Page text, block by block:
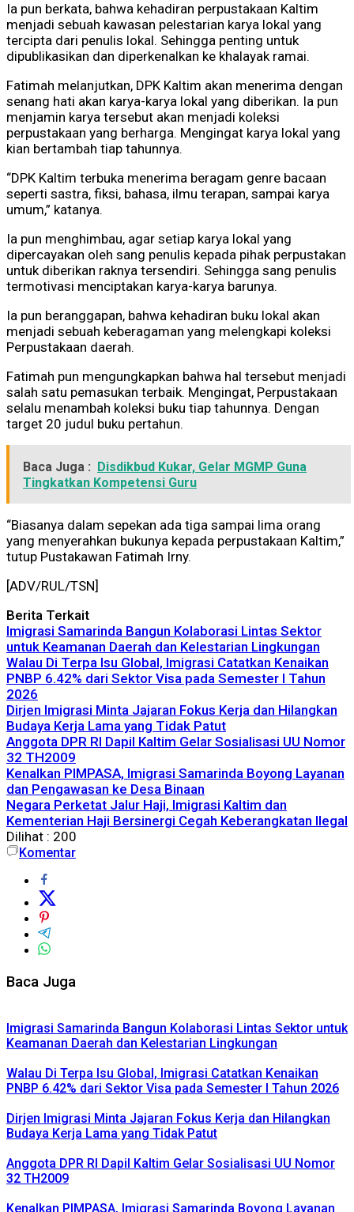
Ia pun berkata, bahwa kehadiran perpustakaan Kaltim
menjadi sebuah kawasan pelestarian karya lokal yang
tercipta dari penulis lokal. Sehingga penting untuk
dipublikasikan dan diperkenalkan ke khalayak ramai.
Fatimah melanjutkan, DPK Kaltim akan menerima dengan
senang hati akan karya-karya lokal yang diberikan. Ia pun
menjamin karya tersebut akan menjadi koleksi
perpustakaan yang berharga. Mengingat karya lokal yang
kian bertambah tiap tahunnya.
“DPK Kaltim terbuka menerima beragam genre bacaan
seperti sastra, fiksi, bahasa, ilmu terapan, sampai karya
umum,” katanya.
Ia pun menghimbau, agar setiap karya lokal yang
dipercayakan oleh sang penulis kepada pihak perpustakan
untuk diberikan raknya tersendiri. Sehingga sang penulis
termotivasi menciptakan karya-karya barunya.
Ia pun beranggapan, bahwa kehadiran buku lokal akan
menjadi sebuah keberagaman yang melengkapi koleksi
Perpustakaan daerah.
Fatimah pun mengungkapkan bahwa hal tersebut menjadi
salah satu pemasukan terbaik. Mengingat, Perpustakaan
selalu menambah koleksi buku tiap tahunnya. Dengan
target 20 judul buku pertahun.
Baca Juga :
Disdikbud Kukar, Gelar MGMP Guna
Tingkatkan Kompetensi Guru
“Biasanya dalam sepekan ada tiga sampai lima orang
yang menyerahkan bukunya kepada perpustakaan Kaltim,”
tutup Pustakawan Fatimah Irny.
[ADV/RUL/TSN]
Berita Terkait
Imigrasi Samarinda Bangun Kolaborasi Lintas Sektor
untuk Keamanan Daerah dan Kelestarian Lingkungan
Walau Di Terpa Isu Global, Imigrasi Catatkan Kenaikan
PNBP 6.42% dari Sektor Visa pada Semester I Tahun
2026
Dirjen Imigrasi Minta Jajaran Fokus Kerja dan Hilangkan
Budaya Kerja Lama yang Tidak Patut
Anggota DPR RI Dapil Kaltim Gelar Sosialisasi UU Nomor
32 TH2009
Kenalkan PIMPASA, Imigrasi Samarinda Boyong Layanan
dan Pengawasan ke Desa Binaan
Negara Perketat Jalur Haji, Imigrasi Kaltim dan
Kementerian Haji Bersinergi Cegah Keberangkatan Ilegal
Dilihat : 200
Komentar
Baca Juga
Imigrasi Samarinda Bangun Kolaborasi Lintas Sektor untuk
Keamanan Daerah dan Kelestarian Lingkungan
Walau Di Terpa Isu Global, Imigrasi Catatkan Kenaikan
PNBP 6.42% dari Sektor Visa pada Semester I Tahun 2026
Dirjen Imigrasi Minta Jajaran Fokus Kerja dan Hilangkan
Budaya Kerja Lama yang Tidak Patut
Anggota DPR RI Dapil Kaltim Gelar Sosialisasi UU Nomor
32 TH2009
Kenalkan PIMPASA, Imigrasi Samarinda Boyong Layanan